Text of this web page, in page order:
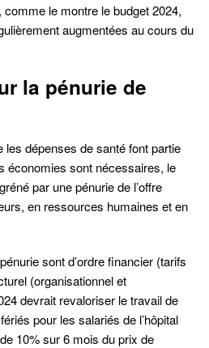
le montre le budget 2024,
augmentées au cours du
la pénurie de
dépenses de santé font partie
économies sont nécessaires, le
par une pénurie de l’offre
en ressources humaines et en
sont d’ordre financier (tarifs
(organisationnel et
devrait revaloriser le travail de
pour les salariés de l’hôpital
10% sur 6 mois du prix de